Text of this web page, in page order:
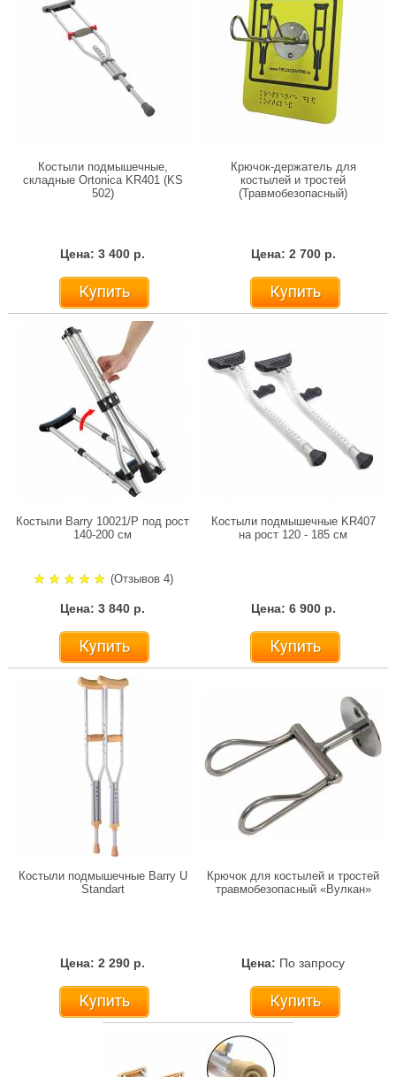
Костыли подмышечные,
складные Ortonica KR401 (KS
502)
Цена: 3 400 р.
Купить
Крючок-держатель для
костылей и тростей
(Травмобезопасный)
Цена: 2 700 р.
Купить
Костыли Barry 10021/P под рост
140-200 см
(Отзывов 4)
Цена: 3 840 р.
Купить
Костыли подмышечные KR407
на рост 120 - 185 см
Цена: 6 900 р.
Купить
Костыли подмышечные Barry U
Standart
Цена: 2 290 р.
Купить
Крючок для костылей и тростей
травмобезопасный «Вулкан»
Цена: По запросу
Купить